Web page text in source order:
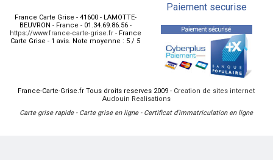
Paiement securise
France Carte Grise - 41600- LAMOTTE-
BEUVRON - France - 01.34.69.86.56 -
https://www.france-carte-grise.fr - France
Carte Grise - 1 avis. Note moyenne : 5 / 5
France-Carte-Grise.fr Tous droits reserves 2009 - Creation de sites internet
Audouin Realisations
Carte grise rapide- Carte grise en ligne- Certificat d'immatriculation en ligne